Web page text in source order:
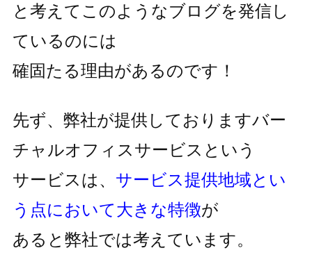
と考えてこのようなブログを発信し
ているのには
確固たる理由があるのです！
先ず、弊社が提供しておりますバー
チャルオフィスサービスという
サービスは、 サービス提供地域とい
う点において大きな特徴が
あると弊社では考えています。